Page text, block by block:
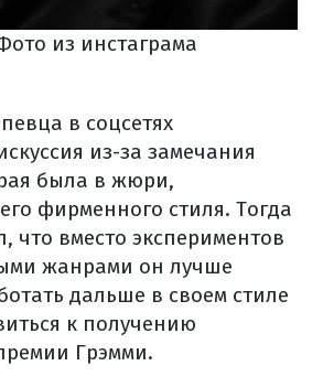
из инстаграма
в соцсетях
из-за замечания
была в жюри,
фирменного стиля. Тогда
что вместо экспериментов
жанрами он лучше
дальше в своем стиле
к получению
Грэмми.